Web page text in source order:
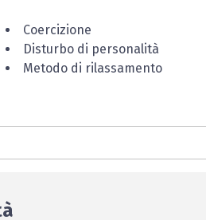
Coercizione
Disturbo di personalità
Metodo di rilassamento